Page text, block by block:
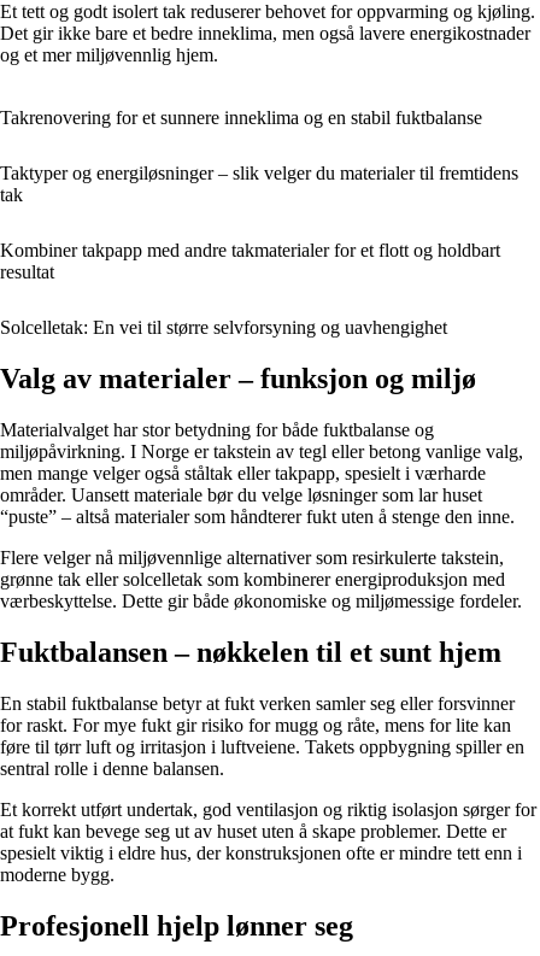
Et tett og godt isolert tak reduserer behovet for oppvarming og kjøling.
Det gir ikke bare et bedre inneklima, men også lavere energikostnader
og et mer miljøvennlig hjem.
Takrenovering for et sunnere inneklima og en stabil fuktbalanse
Taktyper og energiløsninger – slik velger du materialer til fremtidens
tak
Kombiner takpapp med andre takmaterialer for et flott og holdbart
resultat
Solcelletak: En vei til større selvforsyning og uavhengighet
Valg av materialer – funksjon og miljø
Materialvalget har stor betydning for både fuktbalanse og
miljøpåvirkning. I Norge er takstein av tegl eller betong vanlige valg,
men mange velger også ståltak eller takpapp, spesielt i værharde
områder. Uansett materiale bør du velge løsninger som lar huset
“puste” – altså materialer som håndterer fukt uten å stenge den inne.
Flere velger nå miljøvennlige alternativer som resirkulerte takstein,
grønne tak eller solcelletak som kombinerer energiproduksjon med
værbeskyttelse. Dette gir både økonomiske og miljømessige fordeler.
Fuktbalansen – nøkkelen til et sunt hjem
En stabil fuktbalanse betyr at fukt verken samler seg eller forsvinner
for raskt. For mye fukt gir risiko for mugg og råte, mens for lite kan
føre til tørr luft og irritasjon i luftveiene. Takets oppbygning spiller en
sentral rolle i denne balansen.
Et korrekt utført undertak, god ventilasjon og riktig isolasjon sørger for
at fukt kan bevege seg ut av huset uten å skape problemer. Dette er
spesielt viktig i eldre hus, der konstruksjonen ofte er mindre tett enn i
moderne bygg.
Profesjonell hjelp lønner seg